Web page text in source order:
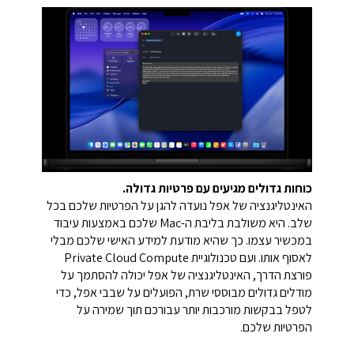
כוחות גדולים מגיעים עם פרטיות גדולה.
האינטליגנציה של אפל נועדה להגן על הפרטיות שלכם בכל
שלב. היא משולבת בליבת ה-Mac שלכם באמצעות עיבוד
במכשיר עצמו. כך שהיא מודעת למידע האישי שלכם מבלי
לאסוף אותו. ועם טכנולוגיית Private Cloud Compute
פורצת הדרך, האינטליגנציה של אפל יכולה להסתמך על
מודלים גדולים מבוססי שרת, הפועלים על שבבי אפל, כדי
לטפל בבקשות מורכבות יותר עבורכם תוך שמירה על
הפרטיות שלכם.